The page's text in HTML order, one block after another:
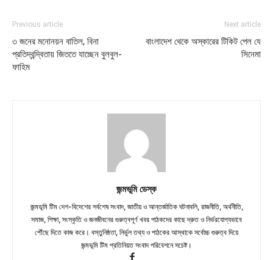
Previous article
৩ জনের মনোনয়ন বাতিল, বিনা
প্রতিদ্বন্দ্বিতায় জিততে যাচ্ছেন বুলবুল-
ফাহিম
Next article
বাংলাদেশ থেকে অস্কারের টিকিট পেল যে
সিনেমা
জন্মভূমি ডেস্ক
জন্মভূমি টিম দেশ-বিদেশের সর্বশেষ সংবাদ, জাতীয় ও আন্তর্জাতিক ঘটনাবলি, রাজনীতি, অর্থনীতি,
সমাজ, শিক্ষা, সংস্কৃতি ও জনজীবনের গুরুত্বপূর্ণ খবর পাঠকদের কাছে দ্রুত ও নির্ভরযোগ্যভাবে
পৌঁছে দিতে কাজ করে। বস্তুনিষ্ঠতা, নির্ভুল তথ্য ও পাঠকের আস্থাকে সর্বোচ্চ গুরুত্ব দিয়ে
জন্মভূমি টিম প্রতিনিয়ত সংবাদ পরিবেশনে সচেষ্ট।